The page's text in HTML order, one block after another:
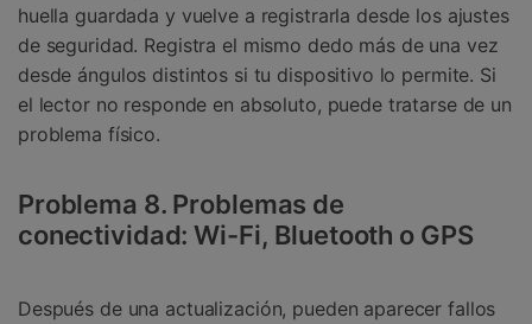
huella guardada y vuelve a registrarla desde los ajustes
de seguridad. Registra el mismo dedo más de una vez
desde ángulos distintos si tu dispositivo lo permite. Si
el lector no responde en absoluto, puede tratarse de un
problema físico.
Problema 8. Problemas de
conectividad: Wi-Fi, Bluetooth o GPS
Después de una actualización, pueden aparecer fallos